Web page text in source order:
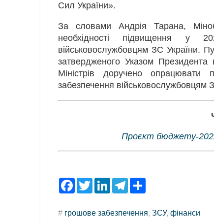
Сил України».
За словами Андрія Тарана,
необхідності підвищення у
військовослужбовцям ЗС України.
затвердженого Указом
Міністрів доручено опрацювати
забезпечення військовослужбовцям
Проєкт бюджету-
F
a
b
T
w
t
L
e
T
g
e
# грошове забезпечення, ЗСУ, фінанси